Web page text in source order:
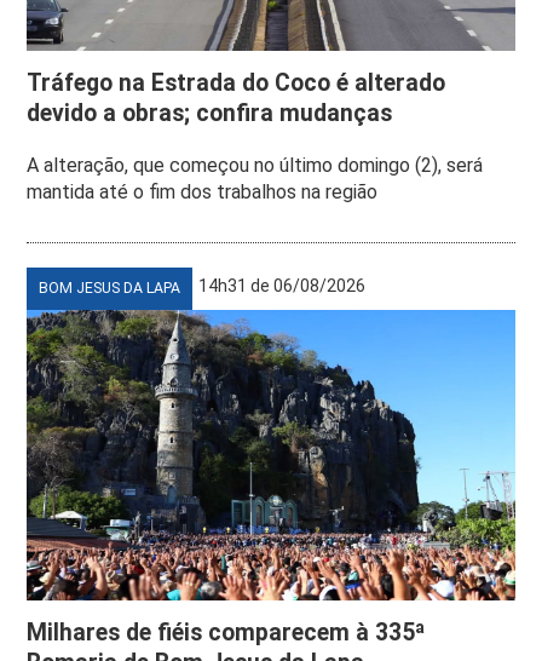
Tráfego na Estrada do Coco é alterado
devido a obras; confira mudanças
A alteração, que começou no último domingo (2), será
mantida até o fim dos trabalhos na região
BOM JESUS DA LAPA 14h31 de 06/08/2026
Milhares de fiéis comparecem à 335ª